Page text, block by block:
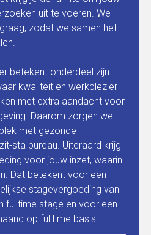
uit te voeren. We
zodat we samen het
betekent onderdeel zijn
kwaliteit en werkplezier
met extra aandacht voor
Daarom zorgen we
met gezonde
sta bureau. Uiteraard krijg
voor jouw inzet, waarin
Dat betekent voor een
stagevergoeding van
fulltime stage en voor een
op fulltime basis.